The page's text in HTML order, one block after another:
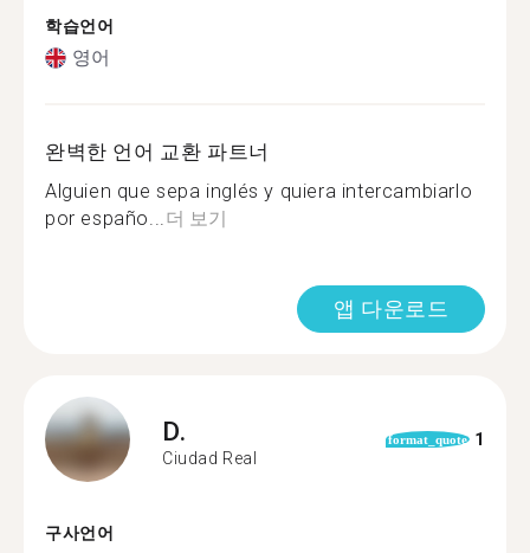
학습언어
영어
완벽한 언어 교환 파트너
Alguien que sepa inglés y quiera intercambiarlo
por españo...더 보기
앱 다운로드
D.
Ciudad Real
format_quote 1
구사언어